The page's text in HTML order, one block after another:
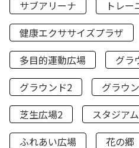
サブアリーナ
トレー
健康エクササイズプラザ
多目的運動広場
グラ
グラウンド2
グラウ
芝生広場2
スタジア
ふれあい広場
花の郷